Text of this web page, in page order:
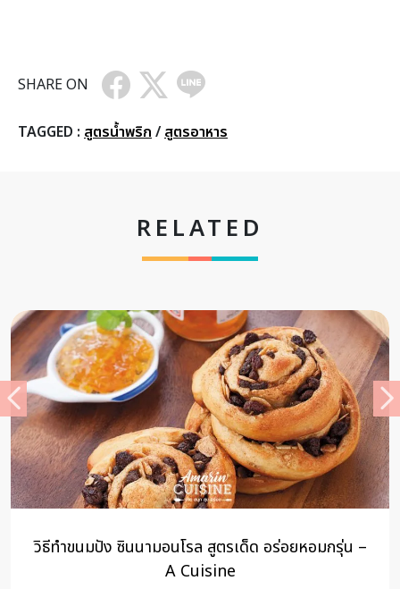
SHARE ON
TAGGED : สูตรน้ำพริก / สูตรอาหาร
RELATED
วิธีทำขนมปัง ซินนามอนโรล สูตรเด็ด อร่อยหอมกรุ่น –
A Cuisine